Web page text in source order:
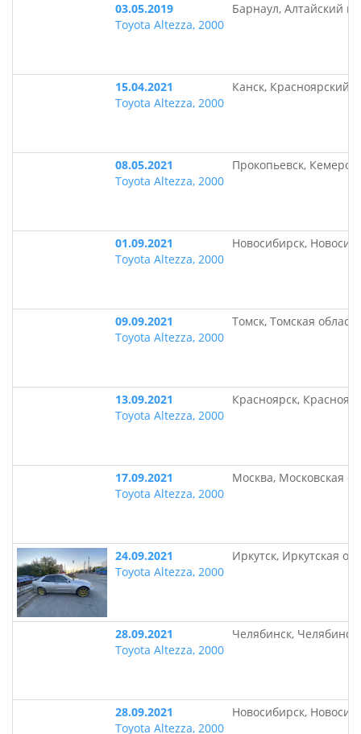
03.05.2019
Toyota Altezza, 2000
Барнаул, Алтайский
15.04.2021
Toyota Altezza, 2000
Канск, Красноярский
08.05.2021
Toyota Altezza, 2000
Прокопьевск,
01.09.2021
Toyota Altezza, 2000
Новосибирск,
09.09.2021
Toyota Altezza, 2000
Томск, Томская область
13.09.2021
Toyota Altezza, 2000
Красноярск,
17.09.2021
Toyota Altezza, 2000
Москва, Московская
24.09.2021
Toyota Altezza, 2000
Иркутск, Иркутская
28.09.2021
Toyota Altezza, 2000
Челябинск,
28.09.2021
Toyota Altezza, 2000
Новосибирск,